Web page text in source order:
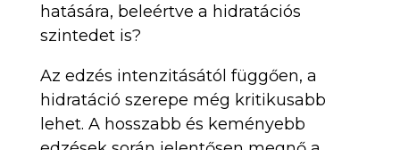
hatására, beleértve a hidratációs
szintedet is?
Az edzés intenzitásától függően, a
hidratáció szerepe még kritikusabb
lehet. A hosszabb és keményebb